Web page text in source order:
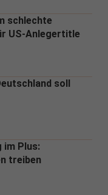
schlechte
US-Anlegertitle
soll
Plus:
treiben